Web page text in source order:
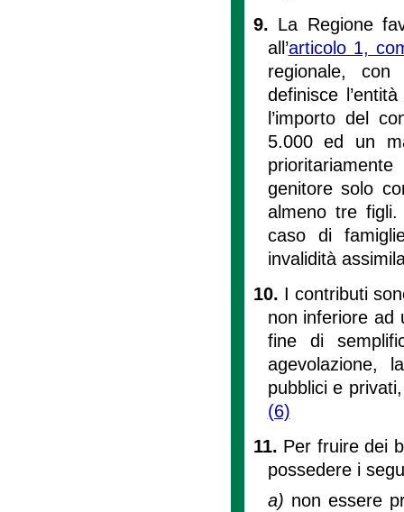
9. La Regione
all’articolo 1,
regionale, con
definisce
l’importo del
5.000 ed un
genitore solo
almeno tre figli.
caso di
invalidità
10. I contributi
non inferiore ad
fine di
agevolazione,
pubblici e
(6)
11. Per fruire dei
possedere i
a) non essere